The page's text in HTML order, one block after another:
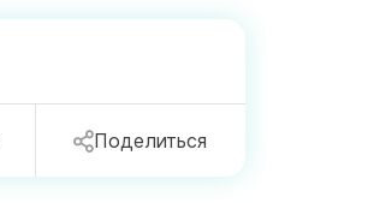
Поделиться